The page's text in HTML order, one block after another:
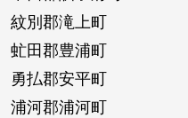
紋別郡滝上町
虻田郡豊浦町
勇払郡安平町
浦河郡浦河町